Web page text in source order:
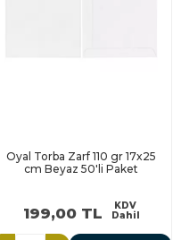
Oyal Torba Zarf 110 gr 17x25
cm Beyaz 50'li Paket
199,00 TL
KDV
Dahil